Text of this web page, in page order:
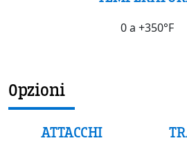
0 a +350°F
Opzioni
ATTACCHI